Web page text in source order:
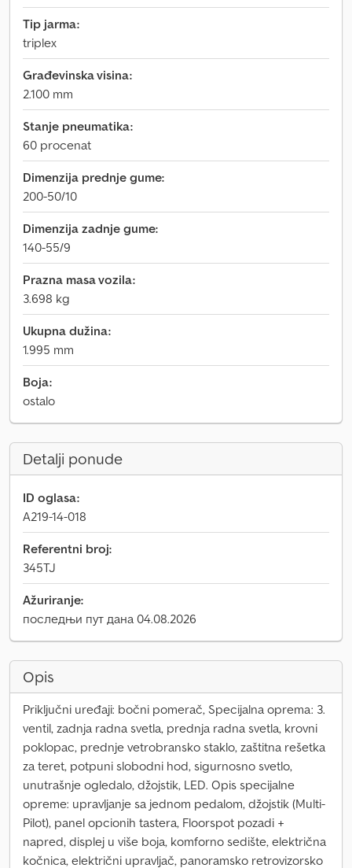
Tip jarma:
triplex
Građevinska visina:
2.100 mm
Stanje pneumatika:
60 procenat
Dimenzija prednje gume:
200-50/10
Dimenzija zadnje gume:
140-55/9
Prazna masa vozila:
3.698 kg
Ukupna dužina:
1.995 mm
Boja:
ostalo
Detalji ponude
ID oglasa:
A219-14-018
Referentni broj:
345TJ
Ažuriranje:
последњи пут дана 04.08.2026
Opis
Priključni uređaji: bočni pomerač, Specijalna oprema: 3.
ventil, zadnja radna svetla, prednja radna svetla, krovni
poklopac, prednje vetrobransko staklo, zaštitna rešetka
za teret, potpuni slobodni hod, sigurnosno svetlo,
unutrašnje ogledalo, džojstik, LED. Opis specijalne
opreme: upravljanje sa jednom pedalom, džojstik (Multi-
Pilot), panel opcionih tastera, Floorspot pozadi +
napred, displej u više boja, komforno sedište, električna
kočnica, električni upravljač, panoramsko retrovizorsko